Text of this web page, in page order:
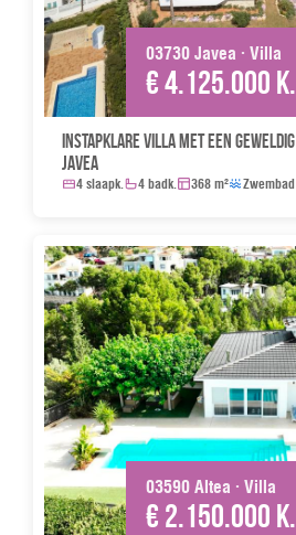
03730 Javea · Villa
€ 4.125.000
Instapklare villa met een
Javea
4 slaapk. 4 badk. 368 m² Zwembad
03590 Altea · Villa
€ 2.150.000